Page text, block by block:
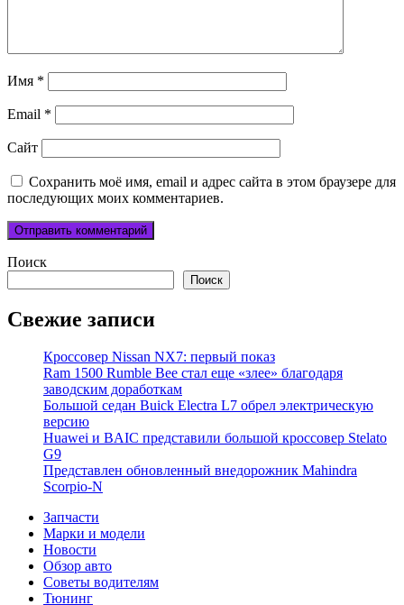
Имя *
Email *
Сайт
Сохранить моё имя, email и адрес сайта в этом браузере для
последующих моих комментариев.
Поиск
Поиск
Свежие записи
Кроссовер Nissan NX7: первый показ
Ram 1500 Rumble Bee стал еще «злее» благодаря
заводским доработкам
Большой седан Buick Electra L7 обрел электрическую
версию
Huawei и BAIC представили большой кроссовер Stelato
G9
Представлен обновленный внедорожник Mahindra
Scorpio-N
Запчасти
Марки и модели
Новости
Обзор авто
Советы водителям
Тюнинг